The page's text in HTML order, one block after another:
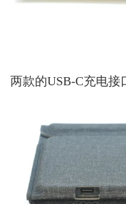
两款的USB-C充电接